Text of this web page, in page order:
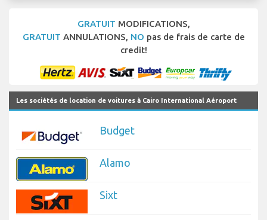
GRATUIT MODIFICATIONS,
GRATUIT ANNULATIONS, NO pas de frais de carte de
credit!
Les sociétés de location de voitures à Cairo International Aéroport
Budget
Alamo
Sixt